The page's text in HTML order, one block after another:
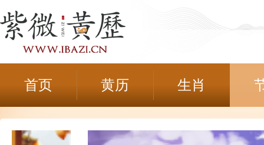
首页 黄历 生肖